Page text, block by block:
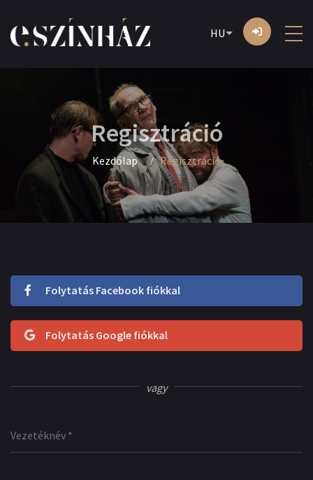
HU
Regisztráció
Kezdőlap Regisztráció
Folytatás Facebook fiókkal
Folytatás Google fiókkal
vagy